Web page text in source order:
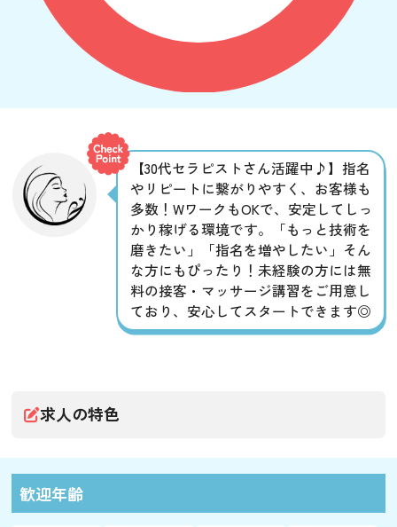
【30代セラピストさん活躍中♪】指名
やリピートに繋がりやすく、お客様も
多数！WワークもOKで、安定してしっ
かり稼げる環境です。「もっと技術を
磨きたい」「指名を増やしたい」そん
な方にもぴったり！未経験の方には無
料の接客・マッサージ講習をご用意し
ており、安心してスタートできます◎
求人の特色
歓迎年齢